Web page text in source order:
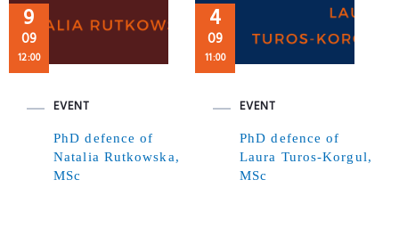
9
09
12:00
EVENT
PhD defence of
Natalia Rutkowska,
MSc
4
09
11:00
EVENT
PhD defence of
Laura Turos-Korgul,
MSc